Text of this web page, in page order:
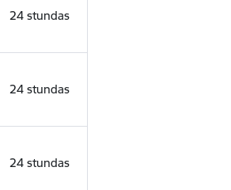
24 stundas
24 stundas
24 stundas